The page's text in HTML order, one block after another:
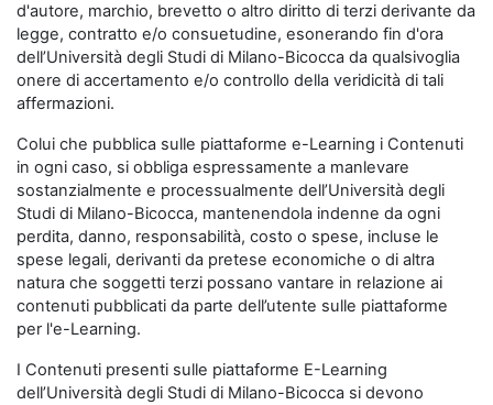
d'autore, marchio, brevetto o altro diritto di terzi derivante da
legge, contratto e/o consuetudine, esonerando fin d'ora
dell’Università degli Studi di Milano-Bicocca da qualsivoglia
onere di accertamento e/o controllo della veridicità di tali
affermazioni.
Colui che pubblica sulle piattaforme e-Learning i Contenuti
in ogni caso, si obbliga espressamente a manlevare
sostanzialmente e processualmente dell’Università degli
Studi di Milano-Bicocca, mantenendola indenne da ogni
perdita, danno, responsabilità, costo o spese, incluse le
spese legali, derivanti da pretese economiche o di altra
natura che soggetti terzi possano vantare in relazione ai
contenuti pubblicati da parte dell’utente sulle piattaforme
per l'e-Learning.
I Contenuti presenti sulle piattaforme E-Learning
dell’Università degli Studi di Milano-Bicocca si devono